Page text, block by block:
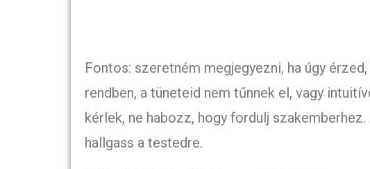
Fontos: szeretném megjegyezni, ha úgy
rendben, a tüneteid nem tűnnek el, vagy
kérlek, ne habozz, hogy fordulj
hallgass a testedre.